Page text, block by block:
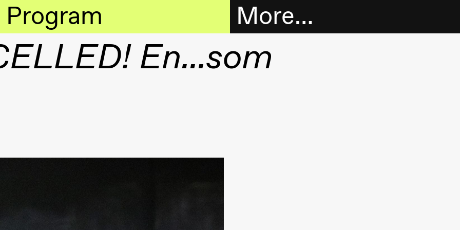
More…
Tickets
Program
En...som